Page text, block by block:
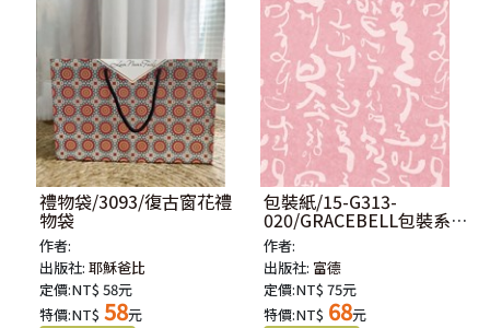
禮物袋/3093/復古窗花禮
物袋
作者:
出版社:耶穌爸比
定價:NT$ 58元
特價:NT$ 58元
包裝紙/15-G313-
020/GRACEBELL包裝系列
原裝進口包裝紙-書藝
作者:
出版社: 富德
定價:NT$ 75元
特價:NT$ 68元